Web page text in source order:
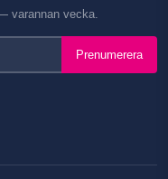
varannan vecka.
Prenumerera